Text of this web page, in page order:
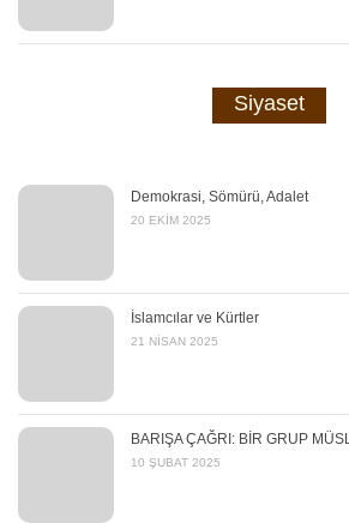
Siyaset
Demokrasi, Sömürü, Adalet
20 EKIM 2025
İslamcılar ve Kürtler
21 NISAN 2025
BARIŞA ÇAĞRI: BİR GRUP
10 ŞUBAT 2025